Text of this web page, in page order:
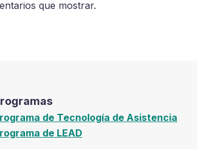
que mostrar.
de Tecnología de Asistencia
de LEAD